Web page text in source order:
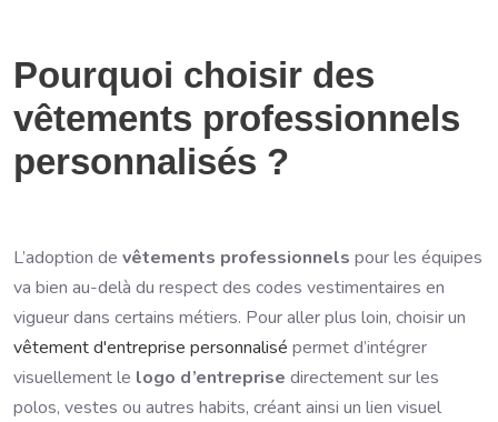
Pourquoi choisir des
vêtements professionnels
personnalisés ?
L’adoption de vêtements professionnels pour les équipes
va bien au-delà du respect des codes vestimentaires en
vigueur dans certains métiers. Pour aller plus loin, choisir un
vêtement d'entreprise personnalisé permet d’intégrer
visuellement le logo d’entreprise directement sur les
polos, vestes ou autres habits, créant ainsi un lien visuel